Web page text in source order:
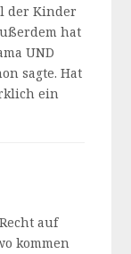
der Kinder
hat
UND
sagte. Hat
ein
auf
kommen